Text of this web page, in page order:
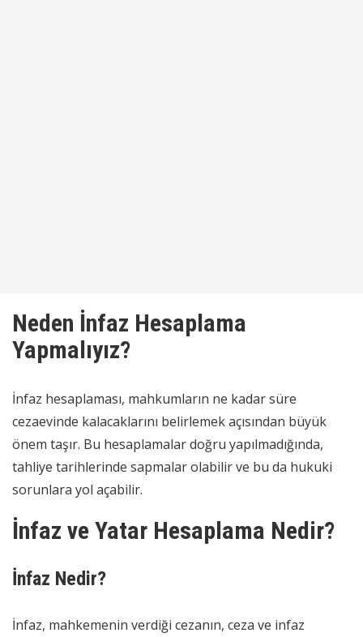
Neden İnfaz Hesaplama
Yapmalıyız?
İnfaz hesaplaması, mahkumların ne kadar süre
cezaevinde kalacaklarını belirlemek açısından büyük
önem taşır. Bu hesaplamalar doğru yapılmadığında,
tahliye tarihlerinde sapmalar olabilir ve bu da hukuki
sorunlara yol açabilir.
İnfaz ve Yatar Hesaplama Nedir?
İnfaz Nedir?
İnfaz, mahkemenin verdiği cezanın, ceza ve infaz